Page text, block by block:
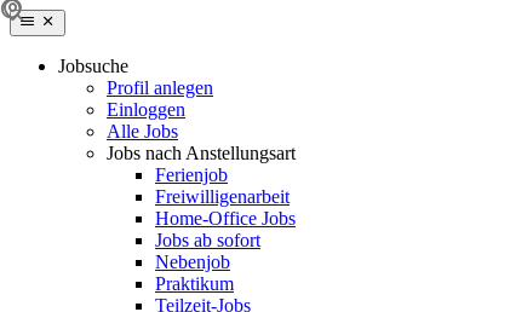
Jobsuche
Profil anlegen
Einloggen
Alle Jobs
Jobs nach Anstellungsart
Ferienjob
Freiwilligenarbeit
Home-Office Jobs
Jobs ab sofort
Nebenjob
Praktikum
Teilzeit-Jobs